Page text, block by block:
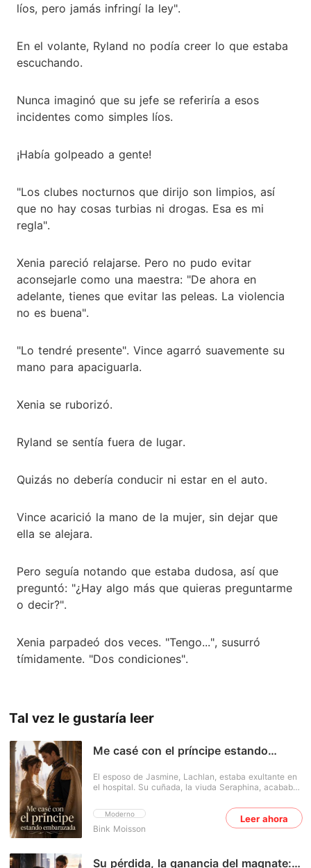
líos, pero jamás infringí la ley".
En el volante, Ryland no podía creer lo que estaba
escuchando.
Nunca imaginó que su jefe se referiría a esos
incidentes como simples líos.
¡Había golpeado a gente!
"Los clubes nocturnos que dirijo son limpios, así
que no hay cosas turbias ni drogas. Esa es mi
regla".
Xenia pareció relajarse. Pero no pudo evitar
aconsejarle como una maestra: "De ahora en
adelante, tienes que evitar las peleas. La violencia
no es buena".
"Lo tendré presente". Vince agarró suavemente su
mano para apaciguarla.
Xenia se ruborizó.
Ryland se sentía fuera de lugar.
Quizás no debería conducir ni estar en el auto.
Vince acarició la mano de la mujer, sin dejar que
ella se alejara.
Pero seguía notando que estaba dudosa, así que
preguntó: "¿Hay algo más que quieras preguntarme
o decir?".
Xenia parpadeó dos veces. "Tengo...", susurró
tímidamente. "Dos condiciones".
Tal vez le gustaría leer
Me casé con el príncipe estando
Moderno
Bink Moisson
El esposo de Jasmine, Lachlan, estaba exultante en
el hospital. Su cuñada, la viuda Seraphina, acababa
ocultaba una traición devastadora: el bebé había
sido concebido con el esperma congelado de
Lachlan. Toda la prestigiosa familia Carlisle-
afligida, no hagas un drama", le espetó él con
Leer ahora
Su pérdida, la ganancia del magnate: